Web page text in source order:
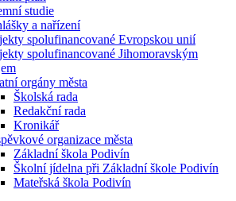
studie
a nařízení
spolufinancované Evropskou unií
spolufinancované Jihomoravským
orgány města
Školská rada
Redakční rada
Kronikář
organizace města
Základní škola Podivín
Školní jídelna při Základní škole Podivín
Mateřská škola Podivín